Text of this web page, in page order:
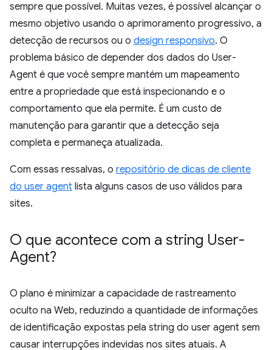
sempre que possível. Muitas vezes, é possível alcançar o
mesmo objetivo usando o aprimoramento progressivo, a
detecção de recursos ou o design responsivo. O
problema básico de depender dos dados do User-
Agent é que você sempre mantém um mapeamento
entre a propriedade que está inspecionando e o
comportamento que ela permite. É um custo de
manutenção para garantir que a detecção seja
completa e permaneça atualizada.
Com essas ressalvas, o repositório de dicas de cliente
do user agent lista alguns casos de uso válidos para
sites.
O que acontece com a string User-
Agent?
O plano é minimizar a capacidade de rastreamento
oculto na Web, reduzindo a quantidade de informações
de identificação expostas pela string do user agent sem
causar interrupções indevidas nos sites atuais. A